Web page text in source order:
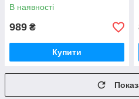
В наявності
989 ₴
Купити